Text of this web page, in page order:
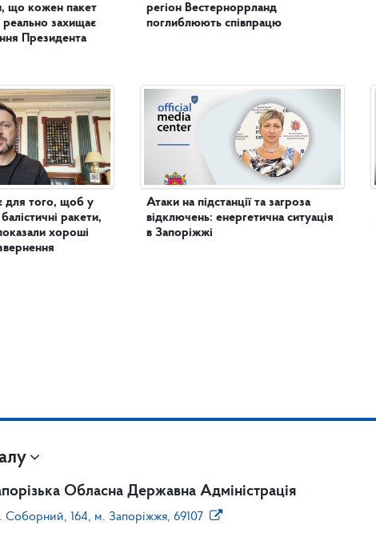
що кожен пакет
захищає
Президента
для того, щоб у
ракети,
хороші
регіон Вестерноррланд
поглиблюють співпрацю
Атаки на підстанції та загроза
відключень: енергетична ситуація
в Запоріжжі
Обласна Державна Адміністрація
Соборний, 164, м. Запоріжжя, 69107